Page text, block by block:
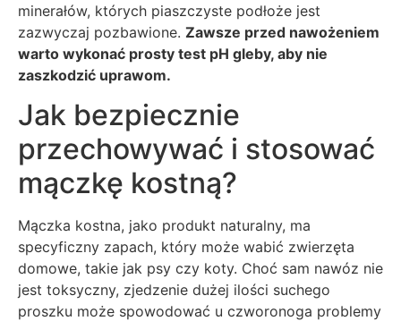
minerałów, których piaszczyste podłoże jest
zazwyczaj pozbawione. Zawsze przed nawożeniem
warto wykonać prosty test pH gleby, aby nie
zaszkodzić uprawom.
Jak bezpiecznie
przechowywać i stosować
mączkę kostną?
Mączka kostna, jako produkt naturalny, ma
specyficzny zapach, który może wabić zwierzęta
domowe, takie jak psy czy koty. Choć sam nawóz nie
jest toksyczny, zjedzenie dużej ilości suchego
proszku może spowodować u czworonoga problemy